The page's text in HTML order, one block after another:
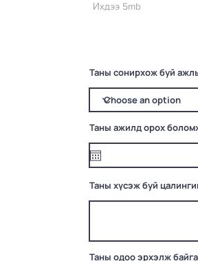
Ихдээ 5mb
Таны сонирхож буй
Таны ажилд орох
Таны хүсэж буй
Таны одоо эрхэлж